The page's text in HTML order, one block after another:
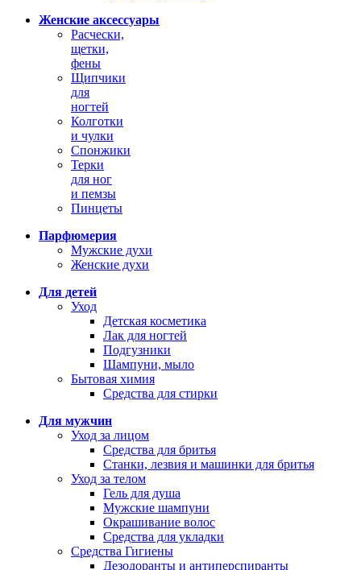
Женские аксессуары
Расчески,
щетки,
фены
Щипчики
для
ногтей
Колготки
и чулки
Спонжики
Терки
для ног
и пемзы
Пинцеты
Парфюмерия
Мужские духи
Женские духи
Для детей
Уход
Детская косметика
Лак для ногтей
Подгузники
Шампуни, мыло
Бытовая химия
Средства для стирки
Для мужчин
Уход за лицом
Средства для бритья
Станки, лезвия и машинки для бритья
Уход за телом
Гель для душа
Мужские шампуни
Окрашивание волос
Средства для укладки
Средства Гигиены
Дезодоранты и антиперспиранты